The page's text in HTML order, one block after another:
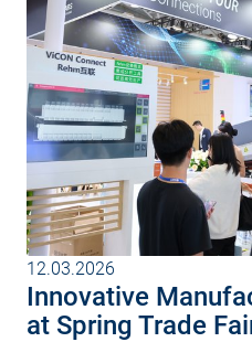
12.03.2026
Innovative
at Spring Trade